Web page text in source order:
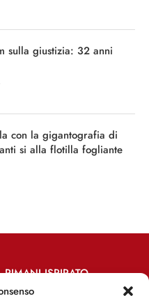
sulla giustizia: 32 anni
con la gigantografia di
si alla flotilla fogliante
ISPIRATO